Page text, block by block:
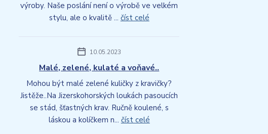
výroby. Naše poslání není o výrobě ve velkém
stylu, ale o kvalitě ... číst celé
10.05.2023
Malé, zelené, kulaté a voňavé..
Mohou být malé zelené kuličky z kravičky?
Jistěže..Na Jizerskohorských loukách pasoucích
se stád, šťastných krav. Ručně koulené, s
láskou a kolíčkem n... číst celé